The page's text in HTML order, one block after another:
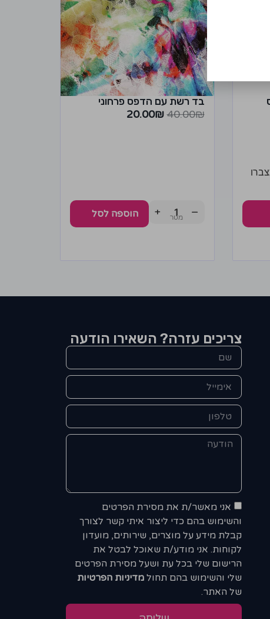
בד רשת עם הדפס פרחוני
40.00₪
20.00₪
−
+ הוספה לסל
צריכים עזרה? השאירו הודעה
אני מאשר/ת את מסירת הפרטים
והשימוש בהם כדי ליצור איתי קשר לצורך
קבלת מידע על מוצרים, שירותים, מועדון
לקוחות. אני מודע/ת שאוכל לבטל את
הרישום שלי בכל עת ושעל מסירת הפרטים
שלי והשימוש בהם תחול מדיניות הפרטיות
של האתר.